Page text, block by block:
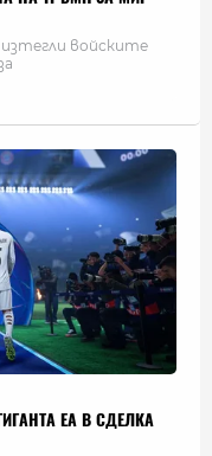
войските
EA В СДЕЛКА